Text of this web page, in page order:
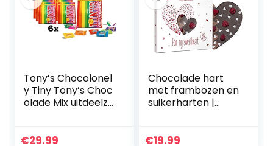
Tony’s Chocolonel
y Tiny Tony’s Choc
olade Mix uitdeelza
Giftset –
€29.99
Chocolade hart
met frambozen en
suikerharten |
Valentijnsdag |
€19.99